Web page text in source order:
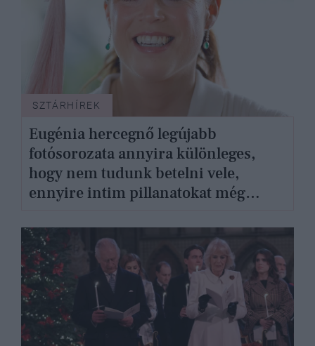
SZTÁRHÍREK
Eugénia hercegnő legújabb
fotósorozata annyira különleges,
hogy nem tudunk betelni vele,
ennyire intim pillanatokat még